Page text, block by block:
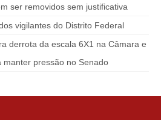
ser removidos sem justificativa
vigilantes do Distrito Federal
derrota da escala 6X1 na Câmara e
manter pressão no Senado